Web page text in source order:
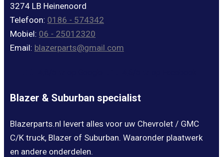
3274 LB Heinenoord
Telefoon: 0186 - 574342
Mobiel: 06 - 25012320
Email: blazerparts@gmail.com
Blazer & Suburban specialist
Blazerparts.nl levert alles voor uw Chevrolet / GMC
C/K truck, Blazer of Suburban. Waaronder plaatwerk
en andere onderdelen.